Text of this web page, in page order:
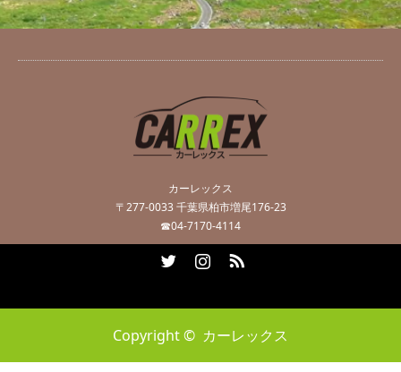
カーレックス
〒277-0033 千葉県柏市増尾176-23
☎04-7170-4114
Copyright © カーレックス